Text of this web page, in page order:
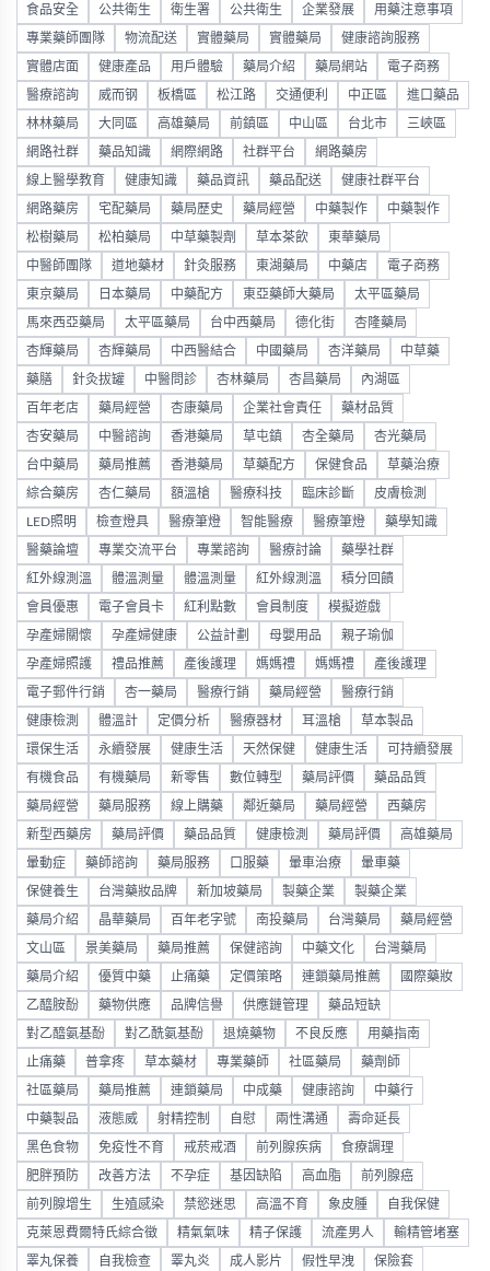
食品安全 公共衛生 衛生署 公共衛生 企業發展 用藥注意事項
專業藥師團隊 物流配送 實體藥局 實體藥局 健康諮詢服務
實體店面 健康產品 用戶體驗 藥局介紹 藥局網站 電子商務
醫療諮詢 威而钢 板橋區 松江路 交通便利 中正區 進口藥品
林林藥局 大同區 高雄藥局 前鎮區 中山區 台北市 三峽區
網路社群 藥品知識 網際網路 社群平台 網路藥房
線上醫學教育 健康知識 藥品資訊 藥品配送 健康社群平台
網路藥房 宅配藥局 藥局歷史 藥局經營 中藥製作 中藥製作
松樹藥局 松柏藥局 中草藥製劑 草本茶飲 東華藥局
中醫師團隊 道地藥材 針灸服務 東湖藥局 中藥店 電子商務
東京藥局 日本藥局 中藥配方 東亞藥師大藥局 太平區藥局
馬來西亞藥局 太平區藥局 台中西藥局 德化街 杏隆藥局
杏輝藥局 杏輝藥局 中西醫結合 中國藥局 杏洋藥局 中草藥
藥膳 針灸拔罐 中醫問診 杏林藥局 杏昌藥局 內湖區
百年老店 藥局經營 杏康藥局 企業社會責任 藥材品質
杏安藥局 中醫諮詢 香港藥局 草屯鎮 杏全藥局 杏光藥局
台中藥局 藥局推薦 香港藥局 草藥配方 保健食品 草藥治療
綜合藥房 杏仁藥局 額溫槍 醫療科技 臨床診斷 皮膚檢測
LED照明 檢查燈具 醫療筆燈 智能醫療 醫療筆燈 藥學知識
醫藥論壇 專業交流平台 專業諮詢 醫療討論 藥學社群
紅外線測溫 體溫測量 體溫測量 紅外線測溫 積分回饋
會員優惠 電子會員卡 紅利點數 會員制度 模擬遊戲
孕產婦關懷 孕產婦健康 公益計劃 母嬰用品 親子瑜伽
孕產婦照護 禮品推薦 產後護理 媽媽禮 媽媽禮 產後護理
電子郵件行銷 杏一藥局 醫療行銷 藥局經營 醫療行銷
健康檢測 體溫計 定價分析 醫療器材 耳溫槍 草本製品
環保生活 永續發展 健康生活 天然保健 健康生活 可持續發展
有機食品 有機藥局 新零售 數位轉型 藥局評價 藥品品質
藥局經營 藥局服務 線上購藥 鄰近藥局 藥局經營 西藥房
新型西藥房 藥局評價 藥品品質 健康檢測 藥局評價 高雄藥局
暈動症 藥師諮詢 藥局服務 口服藥 暈車治療 暈車藥
保健養生 台灣藥妝品牌 新加坡藥局 製藥企業 製藥企業
藥局介紹 晶華藥局 百年老字號 南投藥局 台灣藥局 藥局經營
文山區 景美藥局 藥局推薦 保健諮詢 中藥文化 台灣藥局
藥局介紹 優質中藥 止痛藥 定價策略 連鎖藥局推薦 國際藥妝
乙醯胺酚 藥物供應 品牌信譽 供應鏈管理 藥品短缺
對乙醯氨基酚 對乙酰氨基酚 退燒藥物 不良反應 用藥指南
止痛藥 普拿疼 草本藥材 專業藥師 社區藥局 藥劑師
社區藥局 藥局推薦 連鎖藥局 中成藥 健康諮詢 中藥行
中藥製品 液態威 射精控制 自慰 兩性溝通 壽命延長
黑色食物 免疫性不育 戒菸戒酒 前列腺疾病 食療調理
肥胖預防 改善方法 不孕症 基因缺陷 高血脂 前列腺癌
前列腺增生 生殖感染 禁慾迷思 高溫不育 象皮腫 自我保健
克萊恩費爾特氏綜合徵 精氣氣味 精子保護 流產男人 輸精管堵塞
睪丸保養 自我檢查 睪丸炎 成人影片 假性早洩 保險套